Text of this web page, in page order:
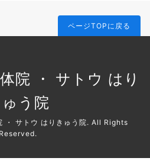
ページTOPに戻る
院 ・ サトウ はり
ゅう院
・ サトウ はりきゅう院. All Rights
Reserved.